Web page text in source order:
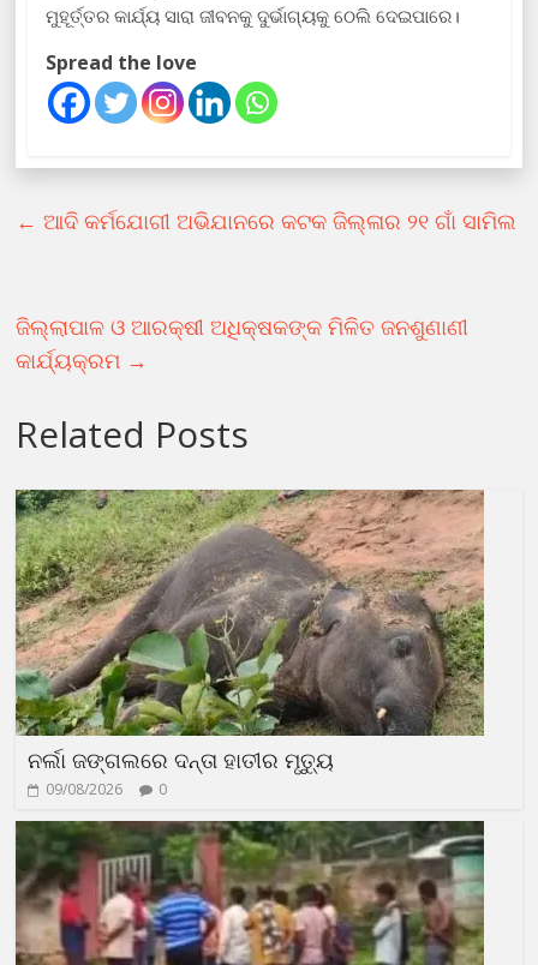
ମୁହୂର୍ତ୍ତର କାର୍ଯ୍ୟ ସାରା ଜୀବନକୁ ଦୁର୍ଭାଗ୍ୟକୁ ଠେଲି ଦେଇପାରେ।
Spread the love
← ଆଦି କର୍ମଯୋଗୀ ଅଭିଯାନରେ କଟକ ଜିଲ୍ଳାର ୨୧ ଗାଁ ସାମିଲ
ଜିଲ୍ଲାପାଳ ଓ ଆରକ୍ଷୀ ଅଧିକ୍ଷକଙ୍କ ମିଳିତ ଜନଶୁଣାଣୀ
କାର୍ଯ୍ୟକ୍ରମ →
Related Posts
ନର୍ଲା ଜଙ୍ଗଲରେ ଦନ୍ତା ହାତୀର ମୃତ୍ୟୁ
09/08/2026 0